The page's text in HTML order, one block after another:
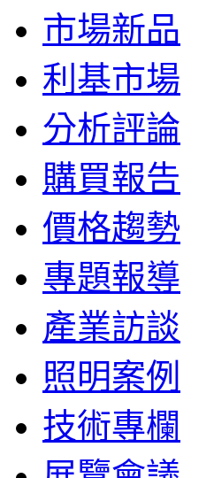
市場新品
利基市場
分析評論
購買報告
價格趨勢
專題報導
產業訪談
照明案例
技術專欄